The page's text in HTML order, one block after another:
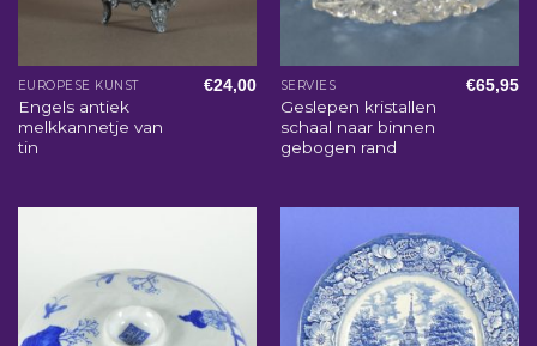
EUROPESE KUNST
Engels antiek
melkkannetje van
tin
€24,00 SERVIES
Geslepen kristallen
schaal naar binnen
gebogen rand
€65,95